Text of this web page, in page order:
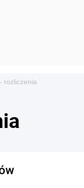
rozliczenia